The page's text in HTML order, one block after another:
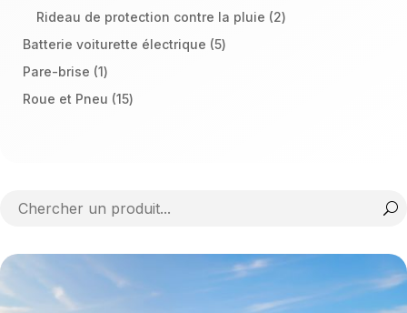
produits
Rideau de protection contre la pluie 22
Batterie voiturette électrique 55
Pare-brise 11
produit
Roue et Pneu 1515